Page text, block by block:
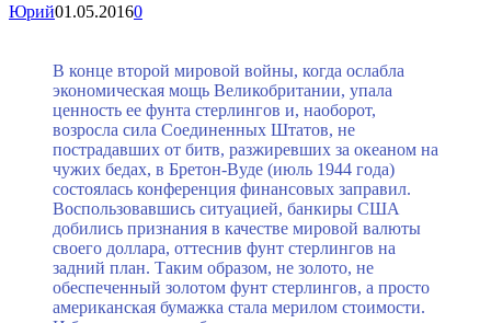
Юрий01.05.20160
В конце второй мировой войны, когда ослабла
экономическая мощь Великобритании, упала
ценность ее фунта стерлингов и, наоборот,
возросла сила Соединенных Штатов, не
пострадавших от битв, разжиревших за океаном на
чужих бедах, в Бретон-Вуде (июль 1944 года)
состоялась конференция финансовых заправил.
Воспользовавшись ситуацией, банкиры США
добились признания в качестве мировой валюты
своего доллара, оттеснив фунт стерлингов на
задний план. Таким образом, не золото, не
обеспеченный золотом фунт стерлингов, а просто
американская бумажка стала мерилом стоимости.